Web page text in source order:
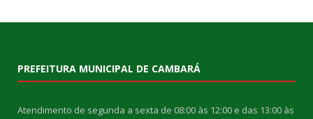
PREFEITURA MUNICIPAL DE CAMBARÁ
Atendimento de segunda a sexta de 08:00 às 12:00 e das 13:00 às